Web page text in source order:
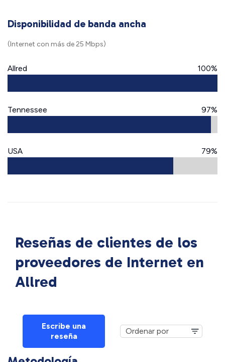
Disponibilidad de banda ancha
(Internet con más de 25 Mbps)
Allred 100%
Tennessee 97%
USA 79%
Reseñas de clientes de los
proveedores de Internet en
Allred
Escribe una
reseña